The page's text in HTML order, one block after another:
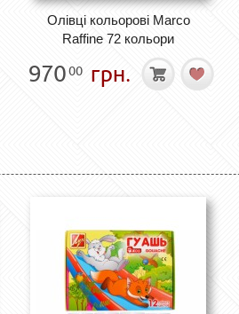
Олівці кольорові Marco
Raffine 72 кольори
97000 грн.